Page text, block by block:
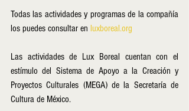
Todas las actividades y programas de la compañía
los puedes consultar en luxboreal.org
Las actividades de Lux Boreal cuentan con el
estímulo del Sistema de Apoyo a la Creación y
Proyectos Culturales (MEGA) de la Secretaría de
Cultura de México.